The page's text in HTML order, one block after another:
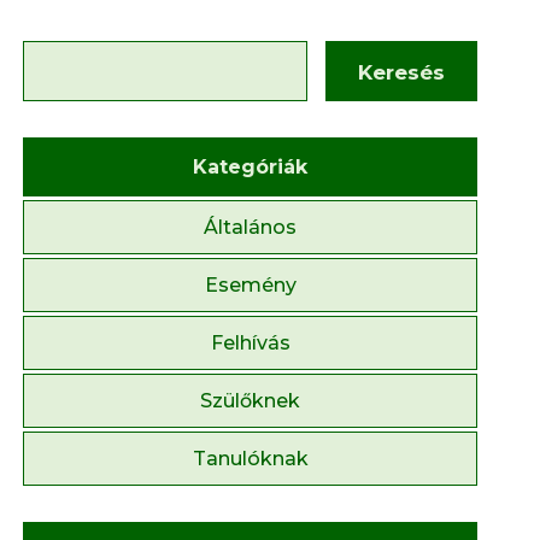
Keresés
Kategóriák
Általános
Esemény
Felhívás
Szülőknek
Tanulóknak